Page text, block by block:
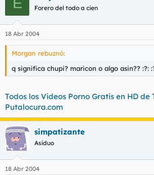
Forero del todo a cien
18 Abr 2004
Morgan rebuznó:
q significa chupi? maricon o algo asin?? :?:
Todos los Videos Porno Gratis en HD de
Putalocura.com
simpatizante
Asiduo
18 Abr 2004